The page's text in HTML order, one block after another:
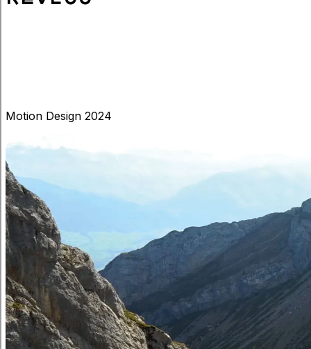
Motion Design 2024